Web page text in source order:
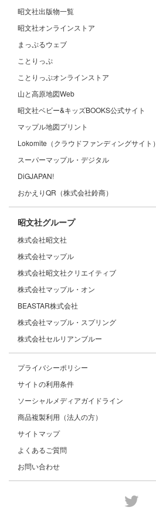
昭文社出版物一覧
昭文社オンラインストア
まっぷるウェブ
ことりっぷ
ことりっぷオンラインストア
山と高原地図Web
昭文社ベビー&キッズBOOKS公式サイト
マップル地図プリント
Lokomite（クラウドファンディングサイト）
スーパーマップル・デジタル
DiGJAPAN!
おかえりQR（株式会社鈴商）
昭文社グループ
株式会社昭文社
株式会社マップル
株式会社昭文社クリエイティブ
株式会社マップル・オン
BEASTAR株式会社
株式会社マップル・スプリング
株式会社セルリアンブルー
プライバシーポリシー
サイトの利用条件
ソーシャルメディアガイドライン
商品複製利用（法人の方）
サイトマップ
よくあるご質問
お問い合わせ